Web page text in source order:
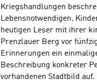
Kriegshandlungen
Lebensnotwendigen.
heutigen Leser mit ihrer
Prenzlauer Berg vor
Erinnerungen ein
Beschreibung konkreter
vorhandenen Stadtbild